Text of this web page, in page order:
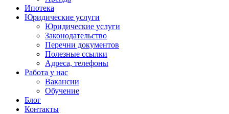
Ипотека
Юридические услуги
Юридические услуги
Законодательство
Перечни документов
Полезные ссылки
Адреса, телефоны
Работа у нас
Вакансии
Обучение
Блог
Контакты